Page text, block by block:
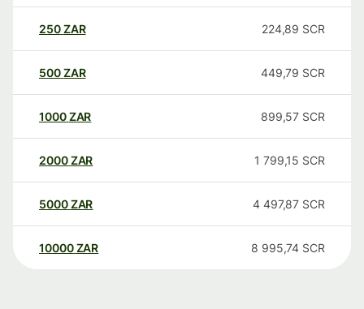
250ZAR 224,89 SCR
500ZAR 449,79 SCR
1000ZAR 899,57 SCR
2000ZAR 1 799,15 SCR
5000ZAR 4 497,87 SCR
10000 ZAR 8 995,74 SCR